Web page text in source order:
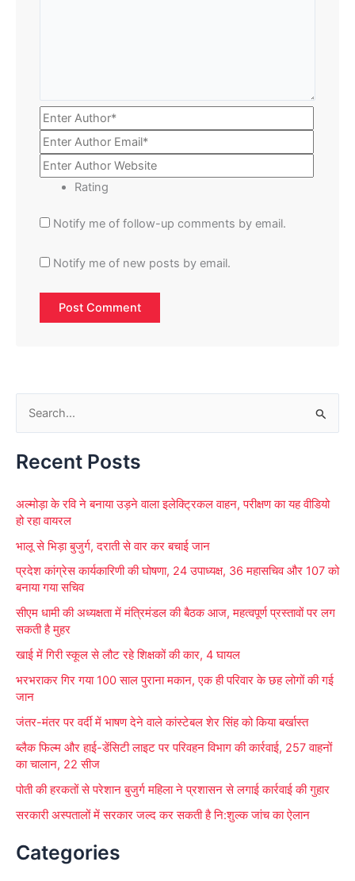
Rating
Notify me of follow-up comments by email.
Notify me of new posts by email.
a
c
o
:
Recent Posts
अल्मोड़ा के रवि ने बनाया उड़ने वाला इलेक्ट्रिकल वाहन, परीक्षण का यह वीडियो
हो रहा वायरल
भालू से भिड़ा बुजुर्ग, दराती से वार कर बचाई जान
प्रदेश कांग्रेस कार्यकारिणी की घोषणा, 24 उपाध्यक्ष, 36 महासचिव और 107 को
बनाया गया सचिव
सीएम धामी की अध्यक्षता में मंत्रिमंडल की बैठक आज, महत्वपूर्ण प्रस्तावों पर लग
सकती है मुहर
खाई में गिरी स्कूल से लौट रहे शिक्षकों की कार, 4 घायल
भरभराकर गिर गया 100 साल पुराना मकान, एक ही परिवार के छह लोगों की गई
जान
जंतर-मंतर पर वर्दी में भाषण देने वाले कांस्टेबल शेर सिंह को किया बर्खास्त
ब्लैक फिल्म और हाई-डेंसिटी लाइट पर परिवहन विभाग की कार्रवाई, 257 वाहनों
का चालान, 22 सीज
पोती की हरकतों से परेशान बुजुर्ग महिला ने प्रशासन से लगाई कार्रवाई की गुहार
सरकारी अस्पतालों में सरकार जल्द कर सकती है नि:शुल्क जांच का ऐलान
Categories